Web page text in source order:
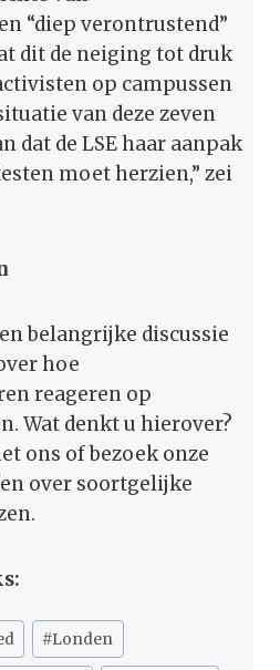
“diep verontrustend”
dit de neiging tot druk
op campussen
van deze zeven
dat de LSE haar aanpak
moet herzien,” zei
belangrijke discussie
hoe
reageren op
Wat denkt u hierover?
ons of bezoek onze
over soortgelijke
#Londen